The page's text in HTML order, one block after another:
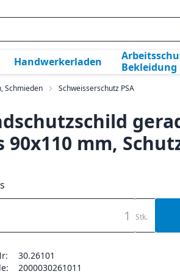
Handwerkerladen
Bekleidung
Schmieden Schweisserschutz PSA
90x110 mm,
Stk.
30.26101
2000030261011